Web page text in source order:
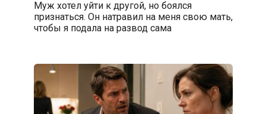
Муж хотел уйти к другой, но боялся
признаться. Он натравил на меня свою мать,
чтобы я подала на развод сама